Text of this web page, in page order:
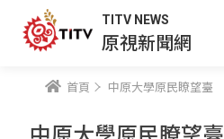
TITV NEWS
原視新聞網
首頁 中原大學原民瞭望臺